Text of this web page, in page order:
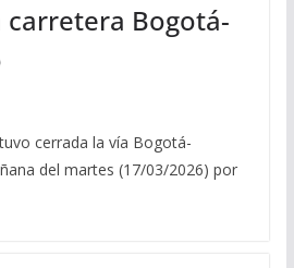
carretera Bogotá-
cerrada la vía Bogotá-
del martes (17/03/2026) por